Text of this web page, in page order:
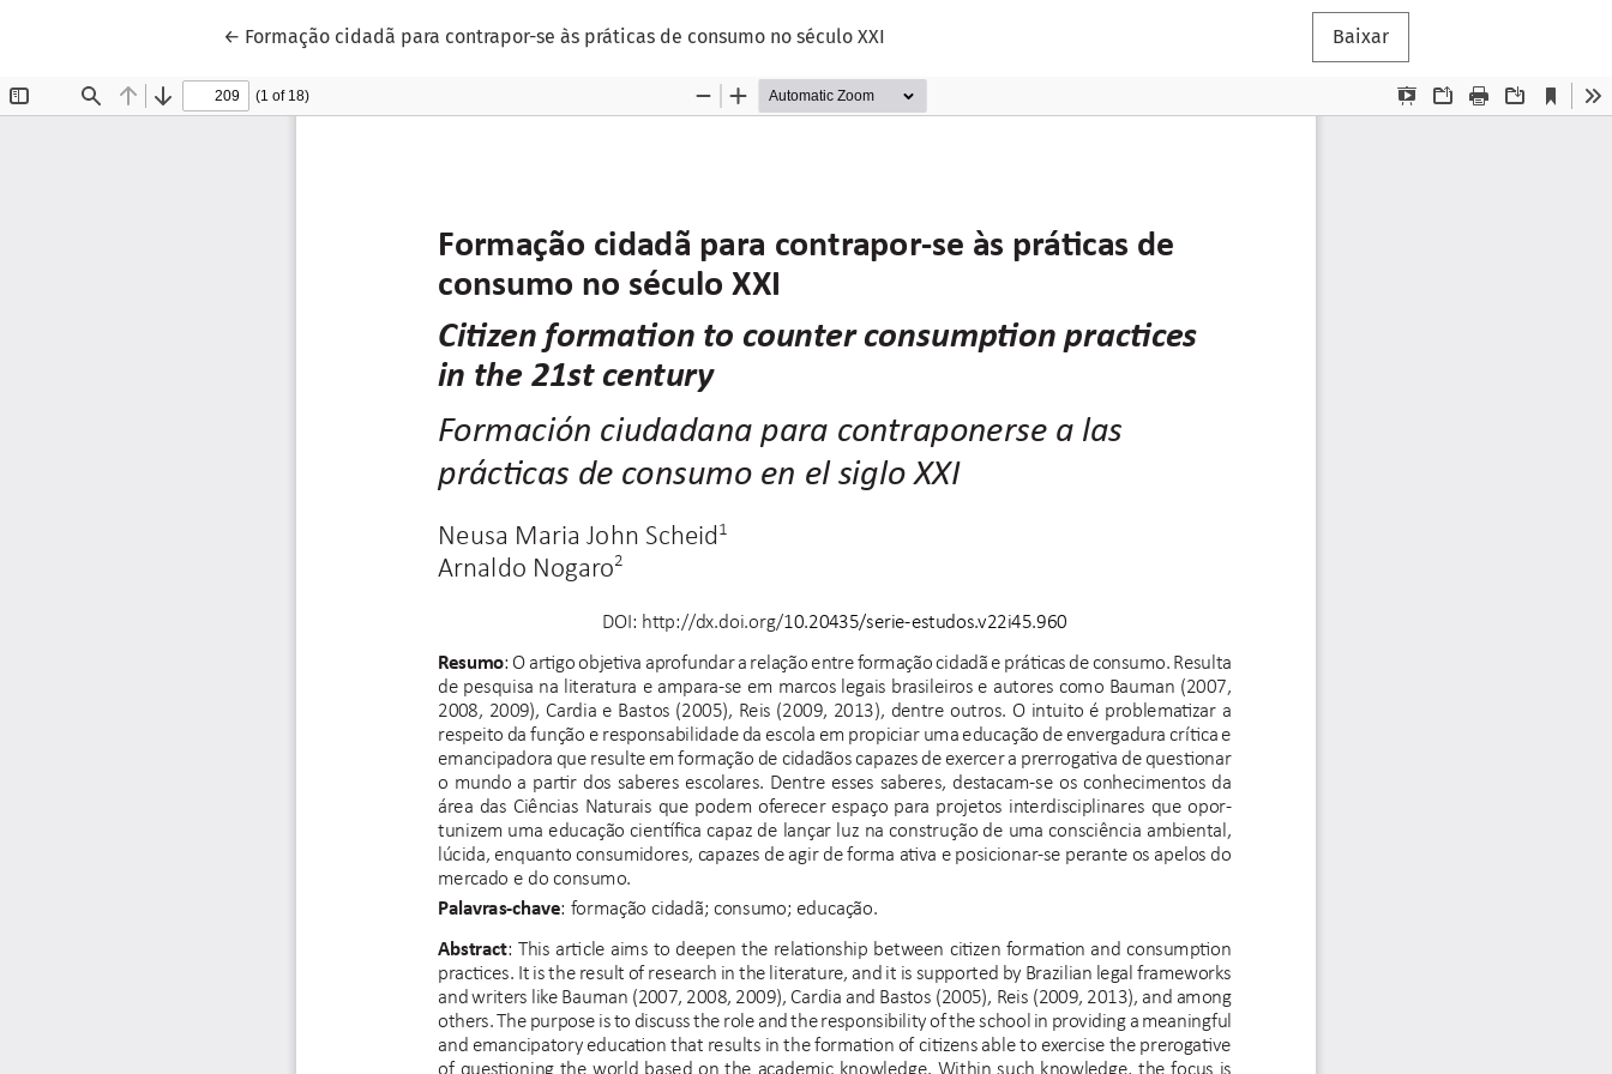
← Voltar aos Detalhes do Artigo
Formação cidadã para contrapor-se às práticas de consumo no século XXI Baixar